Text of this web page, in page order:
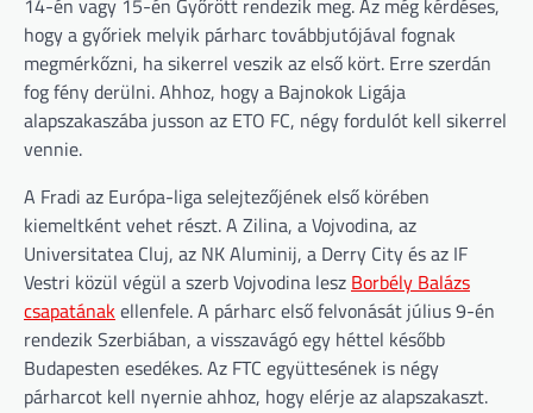
14-én vagy 15-én Győrött rendezik meg. Az még kérdéses,
hogy a győriek melyik párharc továbbjutójával fognak
megmérkőzni, ha sikerrel veszik az első kört. Erre szerdán
fog fény derülni. Ahhoz, hogy a Bajnokok Ligája
alapszakaszába jusson az ETO FC, négy fordulót kell sikerrel
vennie.
A Fradi az Európa-liga selejtezőjének első körében
kiemeltként vehet részt. A Zilina, a Vojvodina, az
Universitatea Cluj, az NK Aluminij, a Derry City és az IF
Vestri közül végül a szerb Vojvodina lesz Borbély Balázs
csapatánakellenfele. A párharc első felvonását július 9-én
rendezik Szerbiában, a visszavágó egy héttel később
Budapesten esedékes. Az FTC együttesének is négy
párharcot kell nyernie ahhoz, hogy elérje az alapszakaszt.